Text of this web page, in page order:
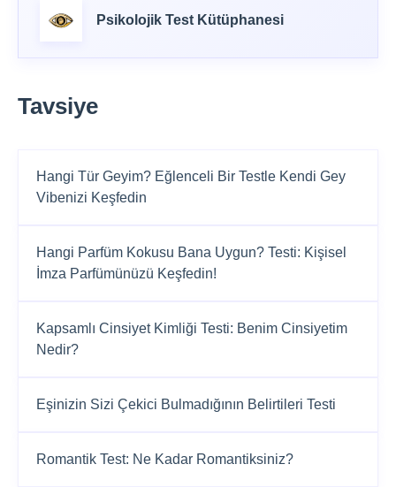
Psikolojik Test Kütüphanesi
Tavsiye
Hangi Tür Geyim? Eğlenceli Bir Testle Kendi Gey
Vibenizi Keşfedin
Hangi Parfüm Kokusu Bana Uygun? Testi: Kişisel
İmza Parfümünüzü Keşfedin!
Kapsamlı Cinsiyet Kimliği Testi: Benim Cinsiyetim
Nedir?
Eşinizin Sizi Çekici Bulmadığının Belirtileri Testi
Romantik Test: Ne Kadar Romantiksiniz?